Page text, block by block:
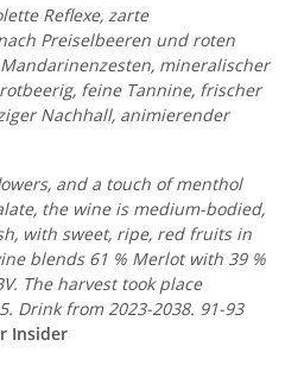
Reflexe, zarte
Preiselbeeren und roten
mineralischer
feine Tannine, frischer
Nachhall, animierender
and a touch of menthol
the wine is medium-bodied,
with sweet, ripe, red fruits in
blends 61 % Merlot with 39 %
The harvest took place
Drink from 2023-2038. 91-93
Insider